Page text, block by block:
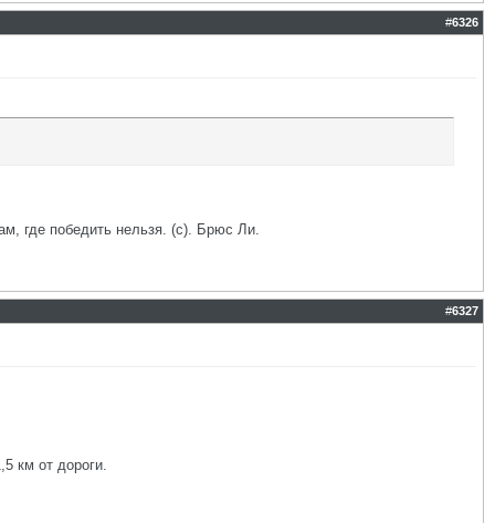
#6326
где победить нельзя. (с). Брюс Ли.
#6327
км от дороги.